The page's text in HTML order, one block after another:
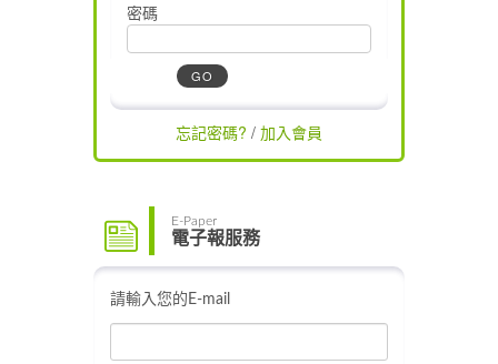
密碼
忘記密碼? / 加入會員
E-Paper
電子報服務
請輸入您的E-mail